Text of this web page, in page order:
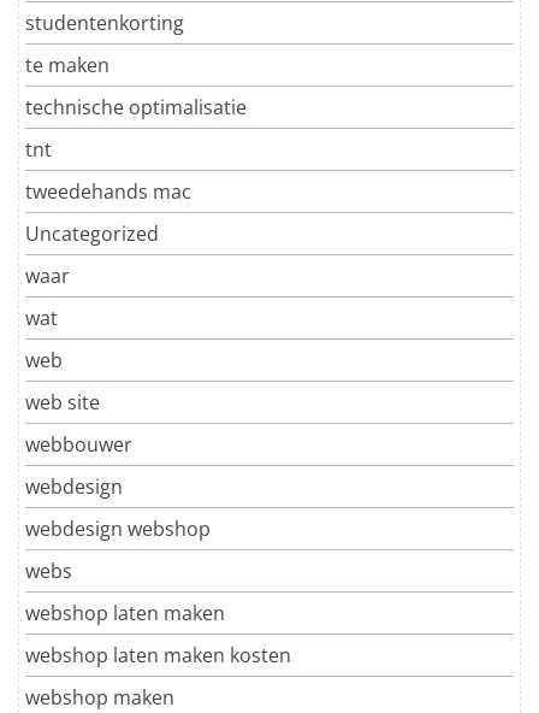
studentenkorting
te maken
technische optimalisatie
tnt
tweedehands mac
Uncategorized
waar
wat
web
web site
webbouwer
webdesign
webdesign webshop
webs
webshop laten maken
webshop laten maken kosten
webshop maken